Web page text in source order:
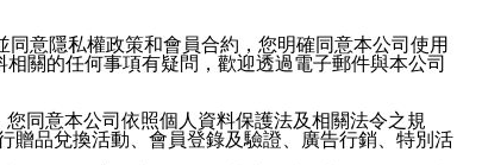
意隱私權政策和會員合約，您明確同意本公司使用
關的任何事項有疑問，歡迎透過電子郵件與本公司
同意本公司依照個人資料保護法及相關法令之規
贈品兌換活動、會員登錄及驗證、廣告行銷、特別活